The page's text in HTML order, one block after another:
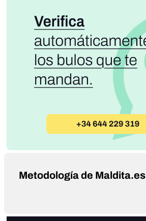
Metodología de Maldita.es